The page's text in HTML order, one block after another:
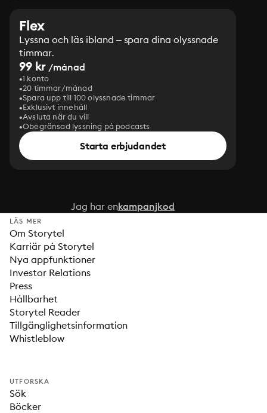
Flex
Lyssna och läs ibland – spara dina olyssnade
timmar.
99 kr /månad
1 konto
20 timmar/månad
Spara upp till 100 olyssnade timmar
Exklusivt innehåll
Avsluta när du vill
Obegränsad lyssning på podcasts
Starta erbjudandet
Jag har enkampanjkod
LÄS MER
Om Storytel
Karriär på Storytel
Nya appfunktioner
Investor Relations
Press
Hållbarhet
Storytel Reader
Tillgänglighetsinformation
Whistleblow
UTFORSKA
Sök
Böcker